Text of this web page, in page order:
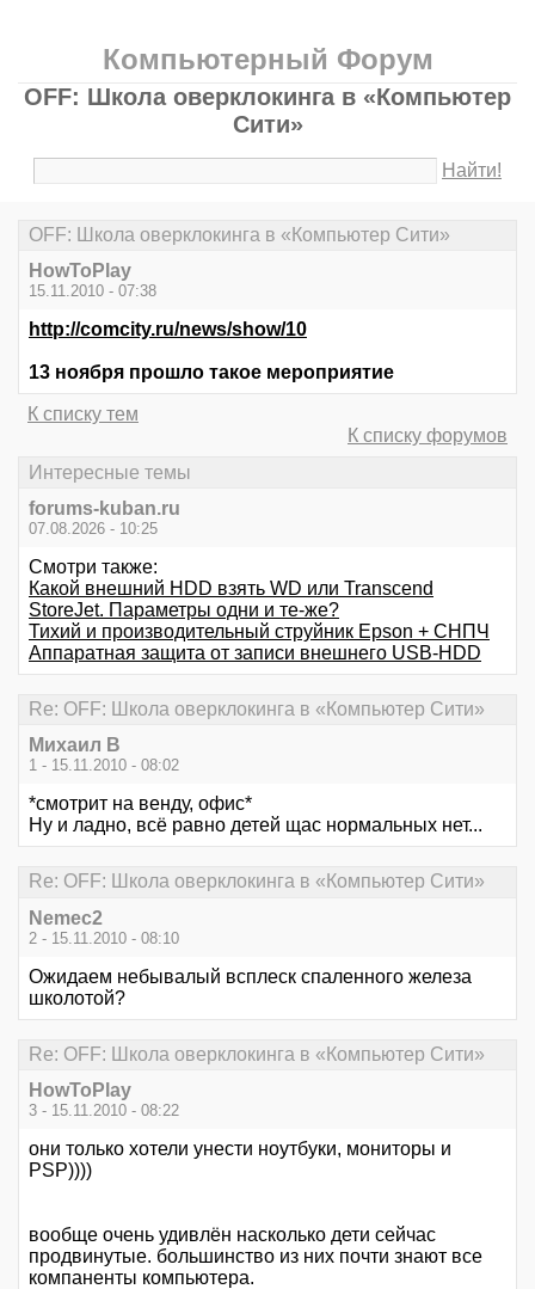
Компьютерный Форум
OFF: Школа оверклокинга в «Компьютер
Сити»
Найти!
OFF: Школа оверклокинга в «Компьютер Сити»
HowToPlay
15.11.2010 - 07:38
http://comcity.ru/news/show/10
13 ноября прошло такое мероприятие
К списку тем
К списку форумов
Интересные темы
forums-kuban.ru
07.08.2026 - 10:25
Смотри также:
Какой внешний HDD взять WD или Transcend
StoreJet. Параметры одни и те-же?
Тихий и производительный струйник Epson + CНПЧ
Аппаратная защита от записи внешнего USB-HDD
Re: OFF: Школа оверклокинга в «Компьютер Сити»
Михаил В
1 - 15.11.2010 - 08:02
*смотрит на венду, офис*
Ну и ладно, всё равно детей щас нормальных нет...
Re: OFF: Школа оверклокинга в «Компьютер Сити»
Nemec2
2 - 15.11.2010 - 08:10
Ожидаем небывалый всплеск спаленного железа
школотой?
Re: OFF: Школа оверклокинга в «Компьютер Сити»
HowToPlay
3 - 15.11.2010 - 08:22
они только хотели унести ноутбуки, мониторы и
PSP))))
вообще очень удивлён насколько дети сейчас
продвинутые. большинство из них почти знают все
компаненты компьютера.